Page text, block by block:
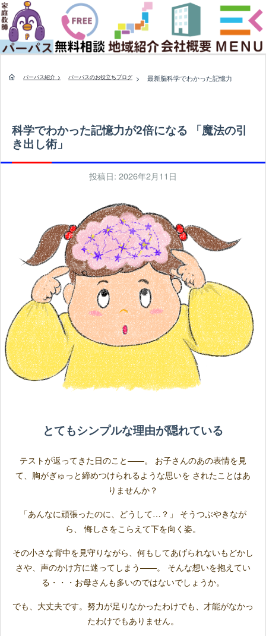
パーパス紹介 > パーパスのお役立ちブログ > 最新脳科学でわかった記憶力
科学でわかった記憶力が2倍になる 「魔法の引
き出し術」
投稿日: 2026年2月11日
とてもシンプルな理由が隠れている
テストが返ってきた日のこと——。 お子さんのあの表情を見
て、胸がぎゅっと締めつけられるような思いを されたことはあ
りませんか？
「あんなに頑張ったのに、どうして…？」 そうつぶやきなが
ら、 悔しさをこらえて下を向く姿。
その小さな背中を見守りながら、何もしてあげられないもどかし
さや、声のかけ方に迷ってしまう——。 そんな想いを抱えてい
る・・・お母さんも多いのではないでしょうか。
でも、大丈夫です。努力が足りなかったわけでも、才能がなかっ
たわけでもありません。